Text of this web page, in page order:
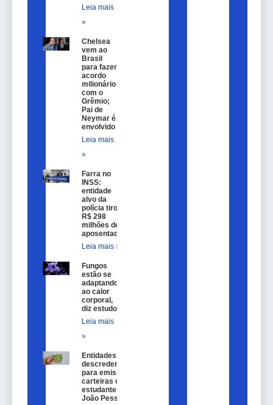
Leia mais
»
Chelsea
vem ao
Brasil
para fazer
acordo
milionário
com o
Grêmio;
Pai de
Neymar é
envolvido
Leia mais
»
Farra no
INSS:
entidade
alvo da
polícia tirou
R$ 298
milhões de
aposentados
Leia mais »
Fungos
estão se
adaptando
ao calor
corporal,
diz estudo
Leia mais
»
Entidades são
descredenciadas
para emissão de
carteiras de
estudante em
João Pessoa